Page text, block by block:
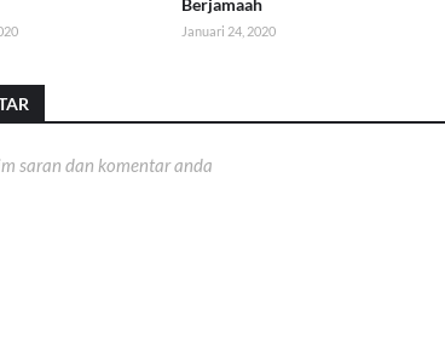
Januari 24, 2020
saran dan komentar anda